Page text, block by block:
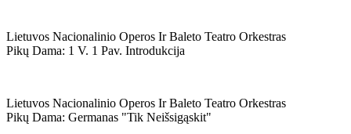
Lietuvos Nacionalinio Operos Ir Baleto Teatro Orkestras
Pikų Dama: 1 V. 1 Pav. Introdukcija
Lietuvos Nacionalinio Operos Ir Baleto Teatro Orkestras
Pikų Dama: Germanas "tik Neišsigąskit"